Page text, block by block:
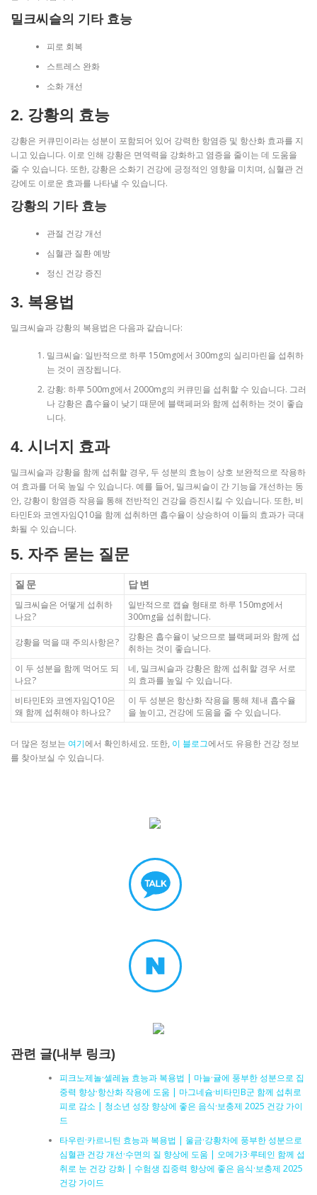
밀크씨슬의 기타 효능
피로 회복
스트레스 완화
소화 개선
2. 강황의 효능
강황은 커큐민이라는 성분이 포함되어 있어 강력한 항염증 및 항산화 효과를 지
니고 있습니다. 이로 인해 강황은 면역력을 강화하고 염증을 줄이는 데 도움을
줄 수 있습니다. 또한, 강황은 소화기 건강에 긍정적인 영향을 미치며, 심혈관 건
강에도 이로운 효과를 나타낼 수 있습니다.
강황의 기타 효능
관절 건강 개선
심혈관 질환 예방
정신 건강 증진
3. 복용법
밀크씨슬과 강황의 복용법은 다음과 같습니다:
밀크씨슬: 일반적으로 하루 150mg에서 300mg의 실리마린을 섭취하
는 것이 권장됩니다.
강황: 하루 500mg에서 2000mg의 커큐민을 섭취할 수 있습니다. 그러
나 강황은 흡수율이 낮기 때문에 블랙페퍼와 함께 섭취하는 것이 좋습
니다.
4. 시너지 효과
밀크씨슬과 강황을 함께 섭취할 경우, 두 성분의 효능이 상호 보완적으로 작용하
여 효과를 더욱 높일 수 있습니다. 예를 들어, 밀크씨슬이 간 기능을 개선하는 동
안, 강황이 항염증 작용을 통해 전반적인 건강을 증진시킬 수 있습니다. 또한, 비
타민E와 코엔자임Q10을 함께 섭취하면 흡수율이 상승하여 이들의 효과가 극대
화될 수 있습니다.
5. 자주 묻는 질문
질문 답변
밀크씨슬은 어떻게 섭취하
나요?
일반적으로 캡슐 형태로 하루 150mg에서
300mg을 섭취합니다.
강황을 먹을 때 주의사항은?
강황은 흡수율이 낮으므로 블랙페퍼와 함께 섭
취하는 것이 좋습니다.
이 두 성분을 함께 먹어도 되
나요?
네, 밀크씨슬과 강황은 함께 섭취할 경우 서로
의 효과를 높일 수 있습니다.
비타민E와 코엔자임Q10은
왜 함께 섭취해야 하나요?
이 두 성분은 항산화 작용을 통해 체내 흡수율
을 높이고, 건강에 도움을 줄 수 있습니다.
더 많은 정보는 여기에서 확인하세요. 또한, 이 블로그에서도 유용한 건강 정보
를 찾아보실 수 있습니다.
관련 글(내부 링크)
피크노제놀·셀레늄 효능과 복용법 | 마늘·귤에 풍부한 성분으로 집
중력 향상·항산화 작용에 도움 | 마그네슘·비타민B군 함께 섭취로
피로 감소 | 청소년 성장 향상에 좋은 음식·보충제 2025 건강 가이
드
타우린·카르니틴 효능과 복용법 | 울금·강황차에 풍부한 성분으로
심혈관 건강 개선·수면의 질 향상에 도움 | 오메가3·루테인 함께 섭
취로 눈 건강 강화 | 수험생 집중력 향상에 좋은 음식·보충제 2025
건강 가이드